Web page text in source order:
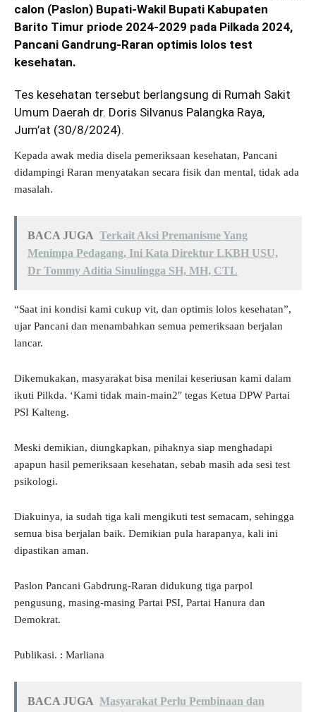
calon (Paslon) Bupati-Wakil Bupati Kabupaten
Barito Timur priode 2024-2029 pada Pilkada 2024,
Pancani Gandrung-Raran optimis lolos test
kesehatan.
Tes kesehatan tersebut berlangsung di Rumah Sakit
Umum Daerah dr. Doris Silvanus Palangka Raya,
Jum’at (30/8/2024).
Kepada awak media disela pemeriksaan kesehatan, Pancani
didampingi Raran menyatakan secara fisik dan mental, tidak ada
masalah.
BACA JUGA Terkait Aksi Premanisme Yang
Menimpa Pedagang, Ini Kata Direktur LKBH USU,
Dr Tommy Aditia Sinulingga SH, MH, CTL
“Saat ini kondisi kami cukup vit, dan optimis lolos kesehatan”,
ujar Pancani dan menambahkan semua pemeriksaan berjalan
lancar.
Dikemukakan, masyarakat bisa menilai keseriusan kami dalam
ikuti Pilkda. ‘Kami tidak main-main2″ tegas Ketua DPW Partai
PSI Kalteng.
Meski demikian, diungkapkan, pihaknya siap menghadapi
apapun hasil pemeriksaan kesehatan, sebab masih ada sesi test
psikologi.
Diakuinya, ia sudah tiga kali mengikuti test semacam, sehingga
semua bisa berjalan baik. Demikian pula harapanya, kali ini
dipastikan aman.
Paslon Pancani Gabdrung-Raran didukung tiga parpol
pengusung, masing-masing Partai PSI, Partai Hanura dan
Demokrat.
Publikasi. : Marliana
BACA JUGA Masyarakat Perlu Pembinaan dan